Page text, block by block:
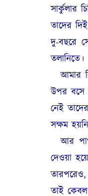
সার্কুলার
তাদের
দু-বছরে
তলানিতে।
আমার
উপর বসে
নেই
সক্ষম
আর
দেওয়া
তাই কেবল